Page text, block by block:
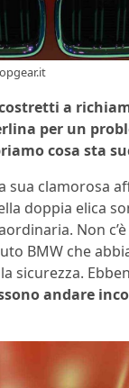
a
per un
cosa sta
sua clamorosa
doppia elica
Non
BMW che
sicurezza.
andare